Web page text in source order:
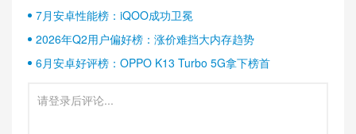
7月安卓性能榜：iQOO成功卫冕
2026年Q2用户偏好榜：涨价难挡大内存趋势
6月安卓好评榜：OPPO K13 Turbo 5G拿下榜首